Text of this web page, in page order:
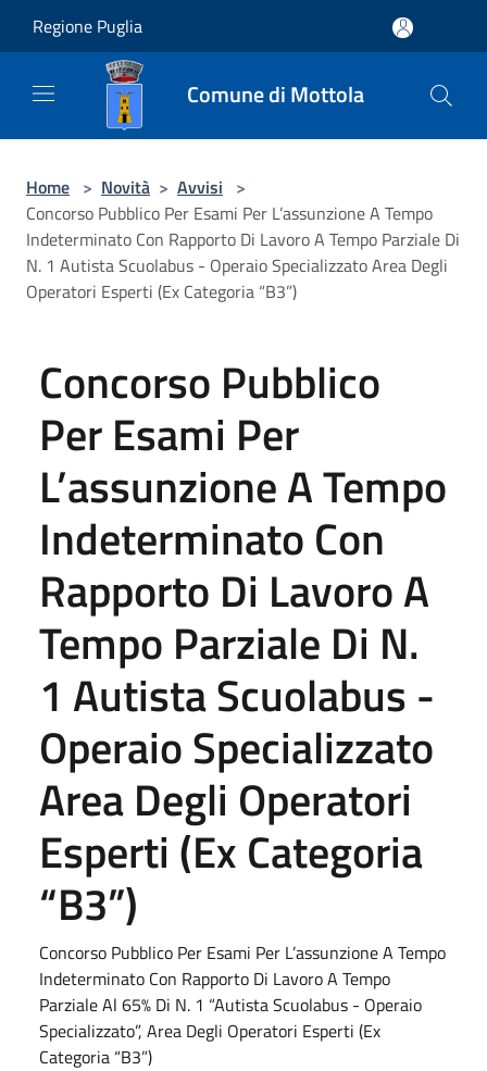
Regione Puglia
Comune di Mottola
Home > Novità > Avvisi >
Concorso Pubblico Per Esami Per L’assunzione A Tempo
Indeterminato Con Rapporto Di Lavoro A Tempo Parziale Di
N. 1 Autista Scuolabus - Operaio Specializzato Area Degli
Operatori Esperti (Ex Categoria “B3”)
Concorso Pubblico
Per Esami Per
L’assunzione A Tempo
Indeterminato Con
Rapporto Di Lavoro A
Tempo Parziale Di N.
1 Autista Scuolabus -
Operaio Specializzato
Area Degli Operatori
Esperti (Ex Categoria
“B3”)
Concorso Pubblico Per Esami Per L’assunzione A Tempo
Indeterminato Con Rapporto Di Lavoro A Tempo
Parziale Al 65% Di N. 1 “Autista Scuolabus - Operaio
Specializzato”, Area Degli Operatori Esperti (Ex
Categoria “B3”)